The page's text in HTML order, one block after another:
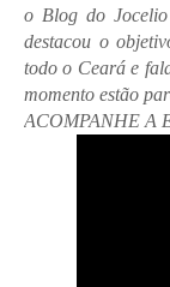
o Blog do
destacou o
todo o Ceará e
momento estão
ACOMPANHE A